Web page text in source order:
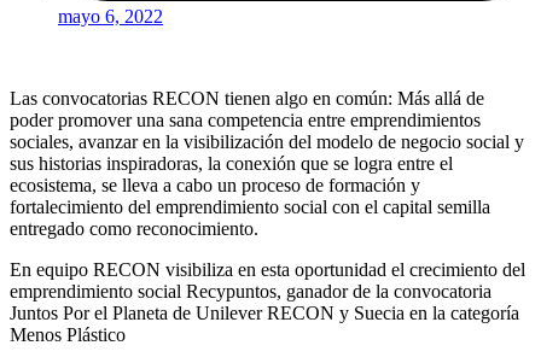
mayo 6, 2022
Las convocatorias RECON tienen algo en común: Más allá de
poder promover una sana competencia entre emprendimientos
sociales, avanzar en la visibilización del modelo de negocio social y
sus historias inspiradoras, la conexión que se logra entre el
ecosistema, se lleva a cabo un proceso de formación y
fortalecimiento del emprendimiento social con el capital semilla
entregado como reconocimiento.
En equipo RECON visibiliza en esta oportunidad el crecimiento del
emprendimiento social Recypuntos, ganador de la convocatoria
Juntos Por el Planeta de Unilever RECON y Suecia en la categoría
Menos Plástico